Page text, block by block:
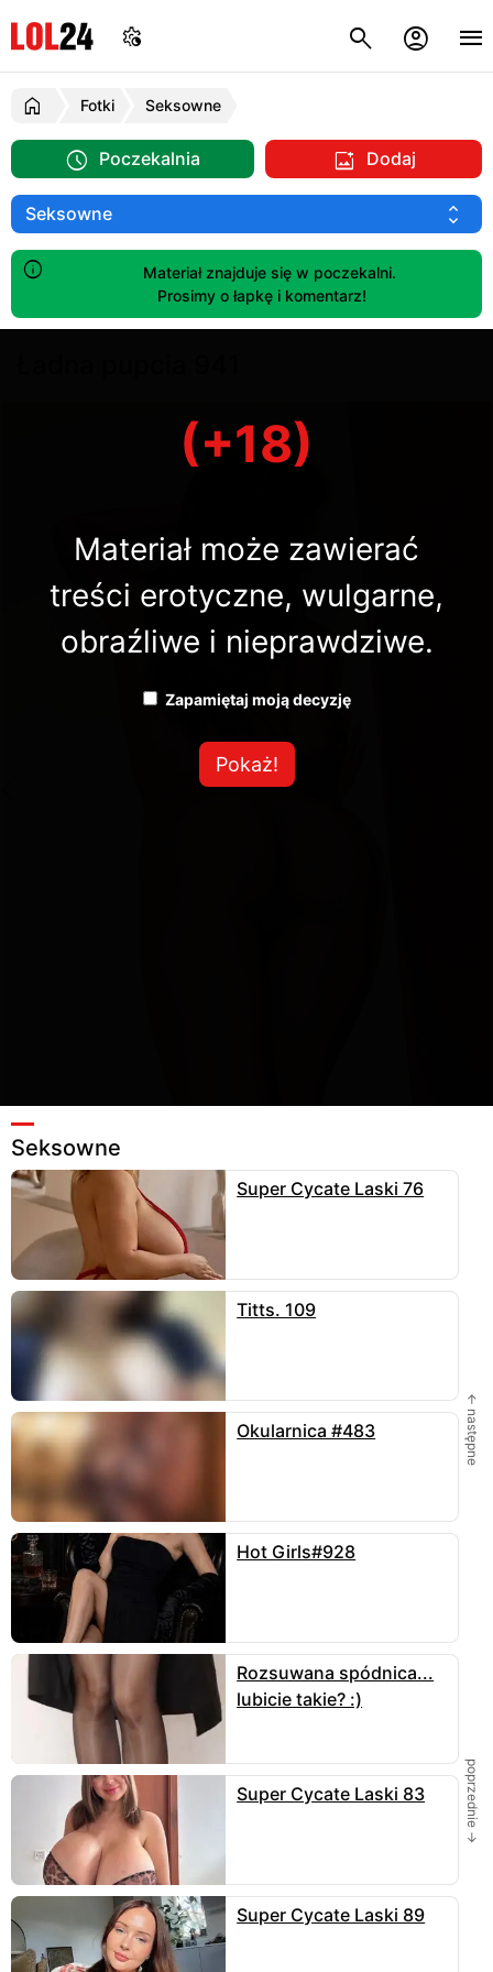
Fotki Seksowne
Poczekalnia Dodaj
Materiał znajduje się w poczekalni.
Prosimy o łapkę i komentarz!
(+18)
Materiał może zawierać
treści erotyczne, wulgarne,
obraźliwe i nieprawdziwe.
Zapamiętaj moją decyzję
Pokaż!
241 Wyślij Ulubione
enklawa25zamieścił fotkę
106 kB w kategoriiseksowne.
3 KOMENTARZE
Pancosiek
Idealny tyleczek
7 czerwca
SzaryWiIk
Śliczna opalenizna. Szczególnie, że bez jasnych
miejsc. Daje do myślenia.
29 maja 1
onmily
super wypięcie
29 maja odpowiedz
Seksowne
Super Cycate Laski 76
Titts. 109
Okularnica #483
Hot Girls#928
Rozsuwana spódnica...
lubicie takie? :)
Super Cycate Laski 83
Super Cycate Laski 89
← następne
poprzednie →